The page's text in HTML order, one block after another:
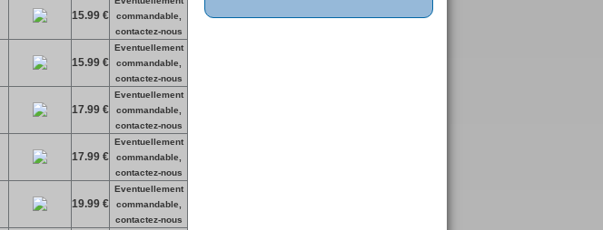
15.99 €
commandable,
contactez-nous
15.99 €
Eventuellement
commandable,
contactez-nous
17.99 €
Eventuellement
commandable,
contactez-nous
17.99 €
Eventuellement
commandable,
contactez-nous
19.99 €
Eventuellement
commandable,
contactez-nous